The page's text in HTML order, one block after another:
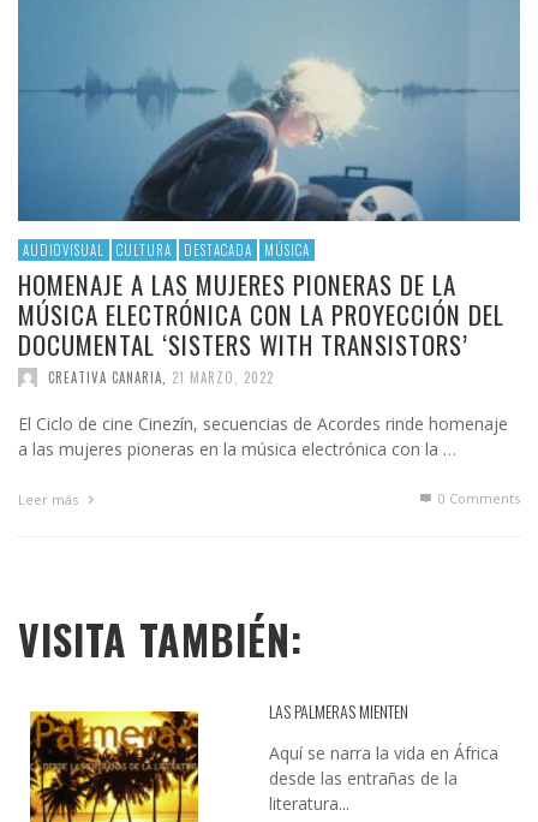
AUDIOVISUAL CULTURA DESTACADA MÚSICA
HOMENAJE A LAS MUJERES PIONERAS DE LA
MÚSICA ELECTRÓNICA CON LA PROYECCIÓN DEL
DOCUMENTAL ‘SISTERS WITH TRANSISTORS’
CREATIVA CANARIA 21 MARZO, 2022
El Ciclo de cine Cinezín, secuencias de Acordes rinde homenaje
a las mujeres pioneras en la música electrónica con la …
Leer más 0 Comments
VISITA TAMBIÉN:
LAS PALMERAS MIENTEN
Aquí se narra la vida en África
desde las entrañas de la
literatura...